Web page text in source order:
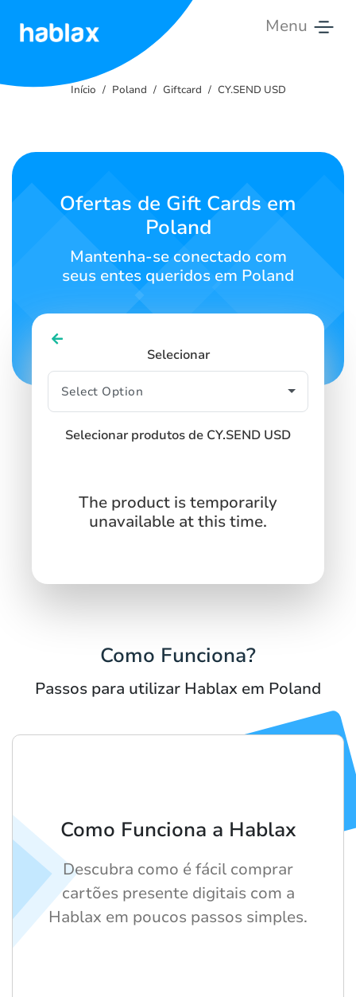
Menu
Entre
contato
Português
SIGN INSIGN UP
Início Poland Giftcard CY.SEND USD
Ofertas de Gift Cards em
Poland
Mantenha-se conectado com
seus entes queridos em Poland
Selecionar
Selecionar produtos de CY.SEND USD
The product is temporarily
unavailable at this time.
Como Funciona?
Passos para utilizar Hablax em Poland
Como Funciona a Hablax
Descubra como é fácil comprar
cartões presente digitais com a
Hablax em poucos passos simples.